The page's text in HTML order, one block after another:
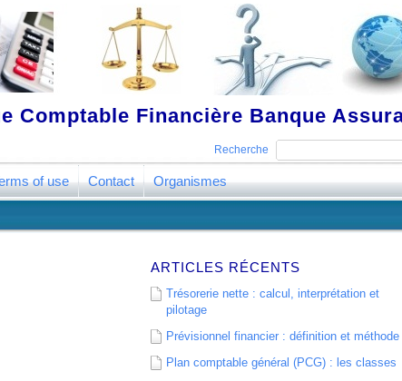
Comptable Financière Banque
Recherche
of use Contact Organismes
ARTICLES RÉCENTS
Trésorerie nette : calcul, interprétation et
pilotage
Prévisionnel financier : définition et méthode
Plan comptable général (PCG) : les classes